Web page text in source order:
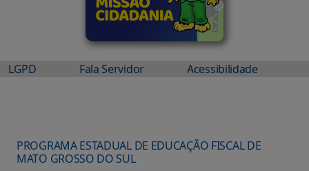
LGPD Fala Servidor Acessibilidade
PROGRAMA ESTADUAL DE EDUCAÇÃO FISCAL DE
MATO GROSSO DO SUL